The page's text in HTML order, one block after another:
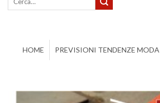
HOME PREVISIONI TENDENZE MODA